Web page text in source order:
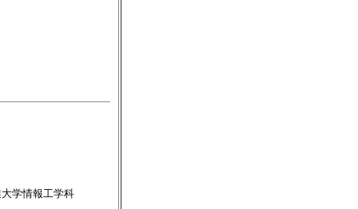
学情報工学科